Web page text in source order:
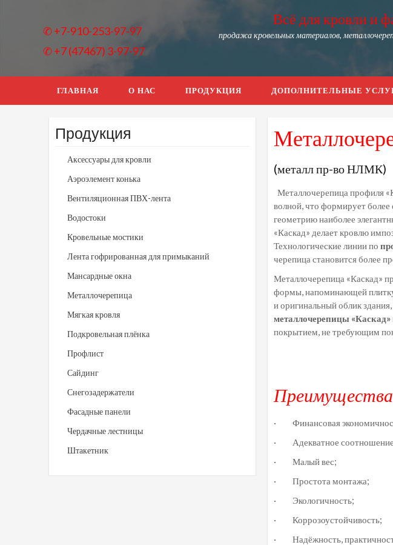
Всё для кровли и
продажа кровельных материалов,
✆ +7-910-253-97-97
✆ +7 (47467) 3-97-97
ГЛАВНАЯ О НАС ПРОДУКЦИЯ ДОПОЛНИТЕЛЬНЫЕ
(металл пр-во НЛМК)
Металлочерепица профиля
волной, что формирует более
геометрию наиболее
«Каскад» делает кровлю
Технологические линии по
черепица становится более
Металлочерепица «Каскад»
формы, напоминающей
и оригинальный облик
металлочерепицы «Каскад»
покрытием, не требующим
Преимущества
· Финансовая
· Адекватное соотношение
· Малый вес;
· Простота монтажа;
· Экологичность;
· Коррозоустойчивость;
· Надёжность,
Продукция
Аксессуары для кровли
Аэроэлемент конька
Вентиляционная ПВХ-лента
Водостоки
Кровельные мостики
Лента гофрированная для примыканий
Мансардные окна
Металлочерепица
Мягкая кровля
Подкровельная плёнка
Профлист
Сайдинг
Снегозадержатели
Фасадные панели
Чердачные лестницы
Штакетник